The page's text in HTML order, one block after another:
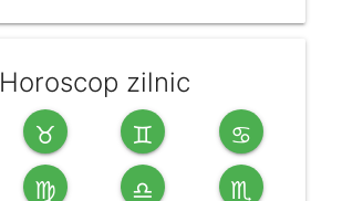
Horoscop zilnic
♉ ♊ ♋
♍ ♎ ♏